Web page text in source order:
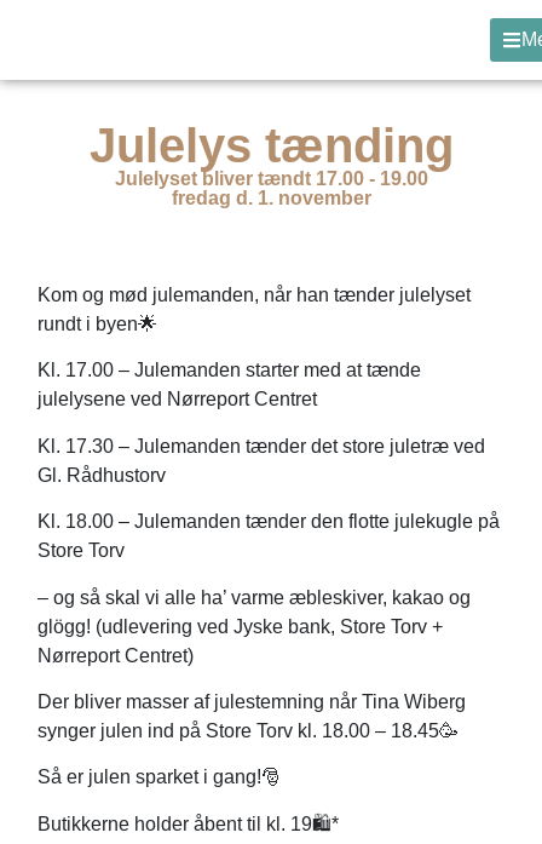
Julelys tænding
Julelyset bliver tændt 17.00 - 19.00
fredag d. 1. november
Kom og mød julemanden, når han tænder julelyset
rundt i byen🌟
Kl. 17.00 – Julemanden starter med at tænde
julelysene ved Nørreport Centret
Kl. 17.30 – Julemanden tænder det store juletræ ved
Gl. Rådhustorv
Kl. 18.00 – Julemanden tænder den flotte julekugle på
Store Torv
– og så skal vi alle ha’ varme æbleskiver, kakao og
glögg! (udlevering ved Jyske bank, Store Torv +
Nørreport Centret)
Der bliver masser af julestemning når Tina Wiberg
synger julen ind på Store Torv kl. 18.00 – 18.45🥳
Så er julen sparket i gang!🎅
Butikkerne holder åbent til kl. 19🛍*